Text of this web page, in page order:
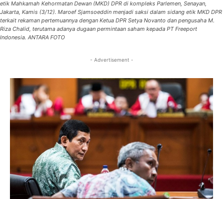
etik Mahkamah Kehormatan Dewan (MKD) DPR di kompleks Parlemen, Senayan,
Jakarta, Kamis (3/12). Maroef Sjamsoeddin menjadi saksi dalam sidang etik MKD DPR
terkait rekaman pertemuannya dengan Ketua DPR Setya Novanto dan pengusaha M.
Riza Chalid, terutama adanya dugaan permintaan saham kepada PT Freeport
Indonesia. ANTARA FOTO
- Advertisement -